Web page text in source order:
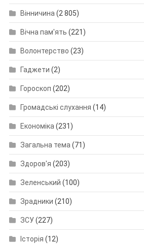
Вінничина(2 805)
Вічна пам'ять (221)
Волонтерство (23)
Гаджети (2)
Гороскоп (202)
Громадські слухання (14)
Економіка(231)
Загальна тема(71)
Здоров'я (203)
Зеленський (100)
Зрадники (210)
ЗСУ(227)
Історія (12)